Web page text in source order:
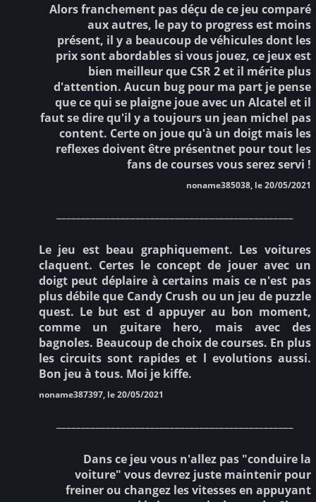
Alors franchement pas déçu de ce jeu comparé
aux autres, le pay to progress est moins
présent, il y a beaucoup de véhicules dont les
prix sont abordables si vous jouez, ce jeux est
bien meilleur que CSR 2 et il mérite plus
d'attention. Aucun bug pour ma part je pense
que ce qui se plaigne joue avec un Alcatel et il
faut se dire qu'il y a toujours un jean michel pas
content. Certe on joue qu'à un doigt mais les
reflexes doivent être présentnet pour tout les
fans de courses vous serez servi !
noname385038, le 20/05/2021
Le jeu est beau graphiquement. Les voitures
claquent. Certes le concept de jouer avec un
doigt peut déplaire à certains mais ce n'est pas
plus débile que Candy Crush ou un jeu de puzzle
quest. Le but est d appuyer au bon moment,
comme un guitare hero, mais avec des
bagnoles. Beaucoup de choix de courses. En plus
les circuits sont rapides et l evolutions aussi.
Bon jeu à tous. Moi je kiffe.
noname387397, le 20/05/2021
Dans ce jeu vous n'allez pas "conduire la
voiture" vous devrez juste maintenir pour
freiner ou changez les vitesses en appuyant